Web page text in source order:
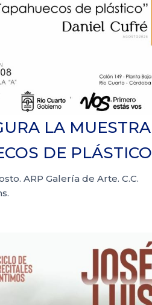
LA MUESTRA
DE PLÁSTICO
ARP Galería de Arte. C.C.